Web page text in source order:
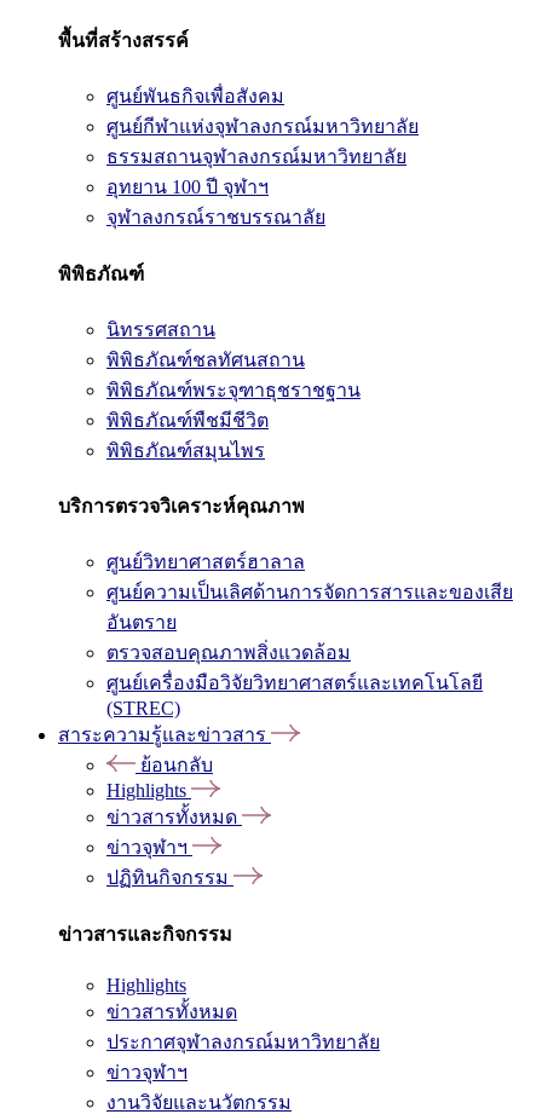
พื้นที่สร้างสรรค์
ศูนย์พันธกิจเพื่อสังคม
ศูนย์กีฬาแห่งจุฬาลงกรณ์มหาวิทยาลัย
ธรรมสถานจุฬาลงกรณ์มหาวิทยาลัย
อุทยาน 100 ปี จุฬาฯ
จุฬาลงกรณ์ราชบรรณาลัย
พิพิธภัณฑ์
นิทรรศสถาน
พิพิธภัณฑ์ชลทัศนสถาน
พิพิธภัณฑ์พระจุฑาธุชราชฐาน
พิพิธภัณฑ์พืชมีชีวิต
พิพิธภัณฑ์สมุนไพร
บริการตรวจวิเคราะห์คุณภาพ
ศูนย์วิทยาศาสตร์ฮาลาล
ศูนย์ความเป็นเลิศด้านการจัดการสารและของเสีย
อันตราย
ตรวจสอบคุณภาพสิ่งแวดล้อม
ศูนย์เครื่องมือวิจัยวิทยาศาสตร์และเทคโนโลยี
(STREC)
สาระความรู้และข่าวสาร
ย้อนกลับ
Highlights
ข่าวสารทั้งหมด
ข่าวจุฬาฯ
ปฏิทินกิจกรรม
ข่าวสารและกิจกรรม
Highlights
ข่าวสารทั้งหมด
ประกาศจุฬาลงกรณ์มหาวิทยาลัย
ข่าวจุฬาฯ
งานวิจัยและนวัตกรรม